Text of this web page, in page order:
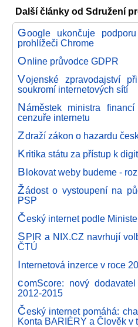
Další články od Sdružení
Google ukončuje
prohlížeči Chrome
Online průvodce GDPR
Vojenské zpravodajství
soukromí internetových sítí
Náměstek ministra
cenzuře internetu
Zdraží zákon o hazardu
Kritika státu za přístup k
Blokovat weby budeme -
Žádost o vystoupení na
PSP
Český internet podle
SPIR a NIX.CZ navrhují
ČTÚ
Internetová inzerce v roce
comScore: nový
2012-2015
Český internet pomáhá:
Konta BARIÉRY a Člověk v